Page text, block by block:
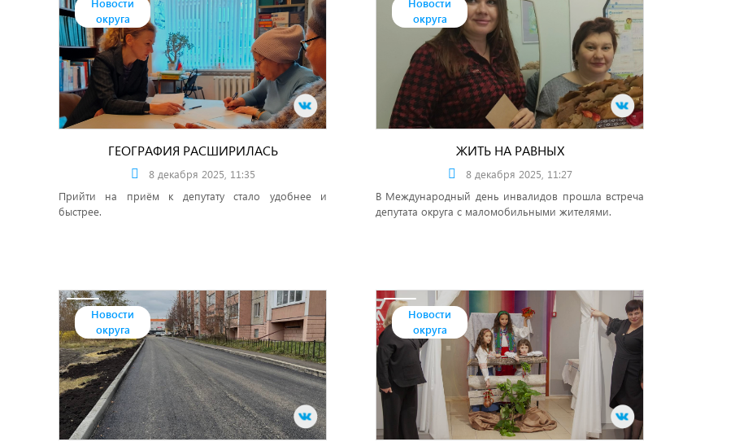
Новости
округа
ГЕОГРАФИЯ РАСШИРИЛАСЬ
8 декабря 2025, 11:35
Прийти на приём к депутату стало удобнее и
быстрее.
Новости
округа
ЖИТЬ НА РАВНЫХ
8 декабря 2025, 11:27
В Международный день инвалидов прошла встреча
депутата округа с маломобильными жителями.
Новости
округа
Новости
округа